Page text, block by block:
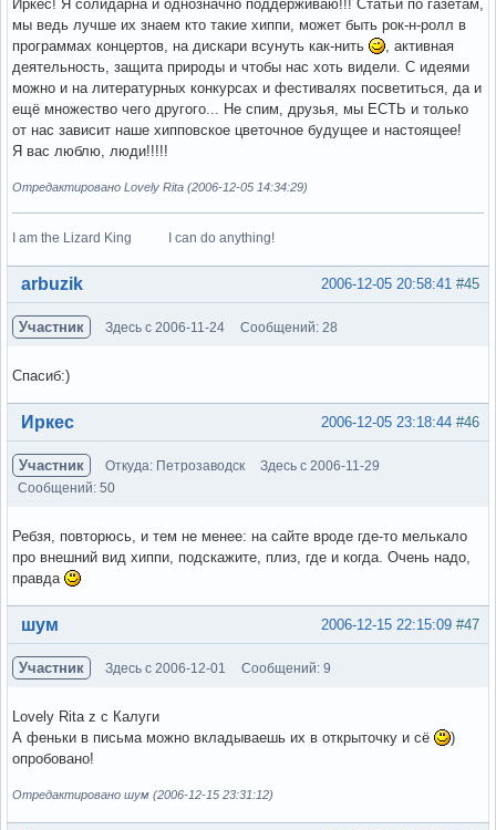
Иркес! Я солидарна и однозначно поддерживаю!!! Статьи по газетам,
мы ведь лучше их знаем кто такие хиппи, может быть рок-н-ролл в
программах концертов, на дискари всунуть как-нить
, активная
деятельность, защита природы и чтобы нас хоть видели. С идеями
можно и на литературных конкурсах и фестивалях посветиться, да и
ещё множество чего другого... Не спим, друзья, мы ЕСТЬ и только
от нас зависит наше хипповское цветочное будущее и настоящее!
Я вас люблю, люди!!!!!
Отредактировано Lovely Rita (2006-12-05 14:34:29)
I am the Lizard King I can do anything!
Вне форума #45
2006-12-05 20:58:41
arbuzik
Участник Здесь с 2006-11-24 Сообщений: 28
Спасиб:)
Вне форума #46
2006-12-05 23:18:44
Иркес
Участник Откуда: Петрозаводск
Здесь с 2006-11-29
Сообщений: 50
Ребзя, повторюсь, и тем не менее: на сайте вроде где-то мелькало
про внешний вид хиппи, подскажите, плиз, где и когда. Очень надо,
правда
Вне форума #47
2006-12-15 22:15:09
шум
Участник Здесь с 2006-12-01 Сообщений: 9
Lovely Rita z c Калуги
А феньки в письма можно вкладываешь их в открыточку и сё
)
опробовано!
Отредактировано шум (2006-12-15 23:31:12)